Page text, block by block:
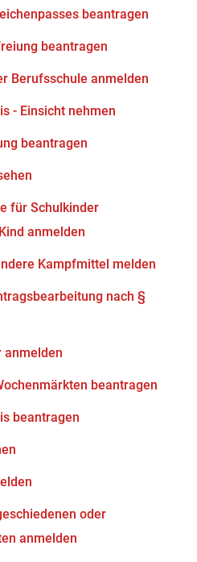
beantragen
beantragen
Berufsschule anmelden
- Einsicht nehmen
beantragen
für Schulkinder
anmelden
Kampfmittel melden
nach §
anmelden
beantragen
beantragen
oder
anmelden